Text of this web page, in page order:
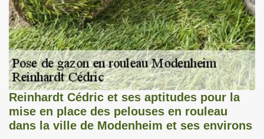
Reinhardt Cédric et ses aptitudes pour la
mise en place des pelouses en rouleau
dans la ville de Modenheim et ses environs